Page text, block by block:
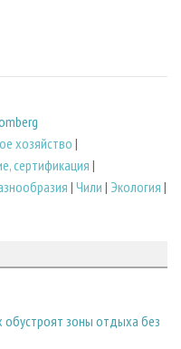
хозяйство|
сертификация|
| Чили | Экология |
обустроят зоны отдыха без